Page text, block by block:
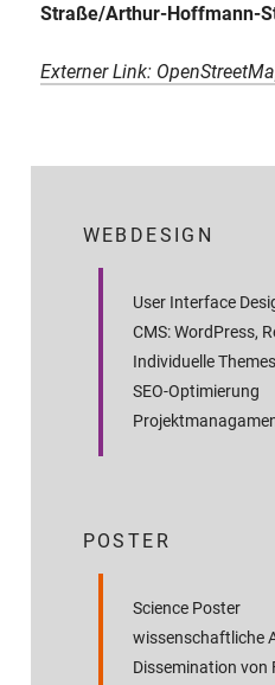
Straße/Arthur-Hoffmann-
Externer Link:
WEBDESIGN
User Interface
CMS: WordPress,
Individuelle Themes
SEO-Optimierung
POSTER
Science Poster
wissenschaftliche
Dissemination